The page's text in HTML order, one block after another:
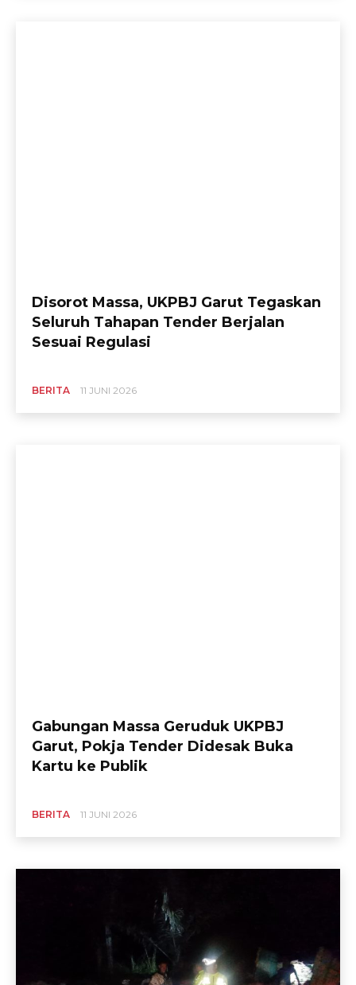
Disorot Massa, UKPBJ Garut Tegaskan
Seluruh Tahapan Tender Berjalan
Sesuai Regulasi
BERITA 11 JUNI 2026
Gabungan Massa Geruduk UKPBJ
Garut, Pokja Tender Didesak Buka
Kartu ke Publik
BERITA 11 JUNI 2026